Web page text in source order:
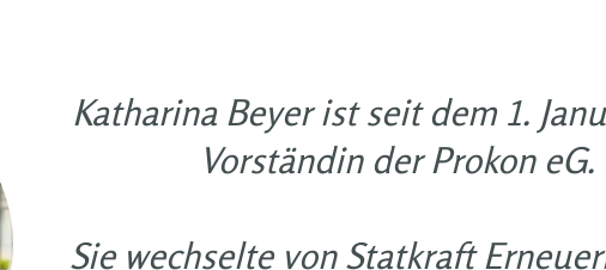
Katharina Beyer ist seit dem 1.
Vorständin der Prokon eG.
Sie wechselte von Statkraft